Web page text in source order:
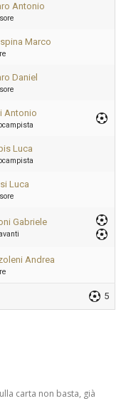
Antonio
Marco
Daniel
Antonio
Luca
Luca
Gabriele
Andrea
5
carta non basta, già